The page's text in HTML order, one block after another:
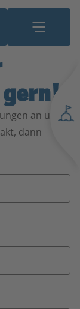
an uns
dann